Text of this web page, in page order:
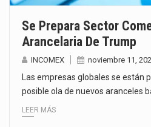
Se Prepara Sector
Arancelaria De Trump
INCOMEX noviembre 11,
Las empresas globales se están
posible ola de nuevos aranceles
LEER MÁS